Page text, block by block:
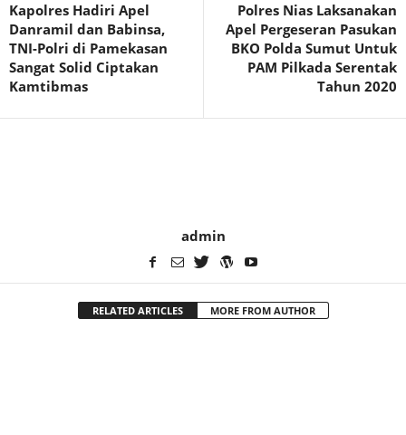
Kapolres Hadiri Apel
Danramil dan Babinsa,
TNI-Polri di Pamekasan
Sangat Solid Ciptakan
Kamtibmas
Polres Nias Laksanakan
Apel Pergeseran Pasukan
BKO Polda Sumut Untuk
PAM Pilkada Serentak
Tahun 2020
admin
RELATED ARTICLES MORE FROM AUTHOR